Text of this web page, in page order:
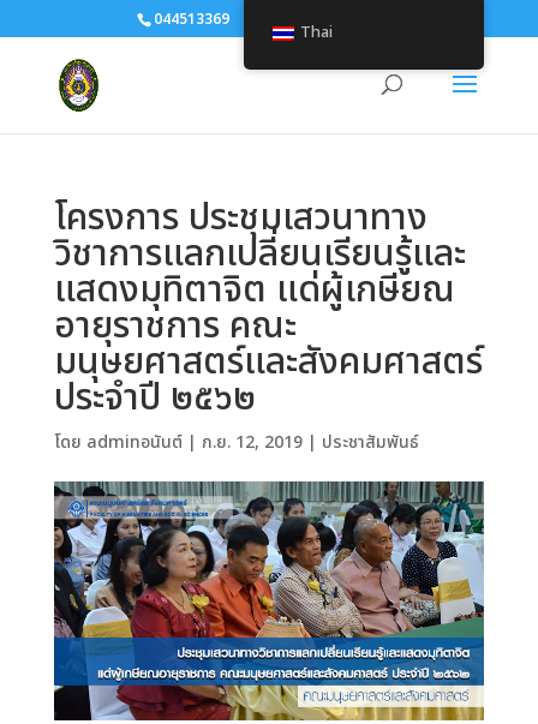
044513369
โครงการ ประชุมเสวนาทาง
วิชาการแลกเปลี่ยนเรียนรู้และ
แสดงมุทิตาจิต แด่ผู้เกษียณ
อายุราชการ คณะ
มนุษยศาสตร์และสังคมศาสตร์
ประจำปี ๒๕๖๒
โดย adminอนันต์| ก.ย. 12, 2019| ประชาสัมพันธ์
Thai